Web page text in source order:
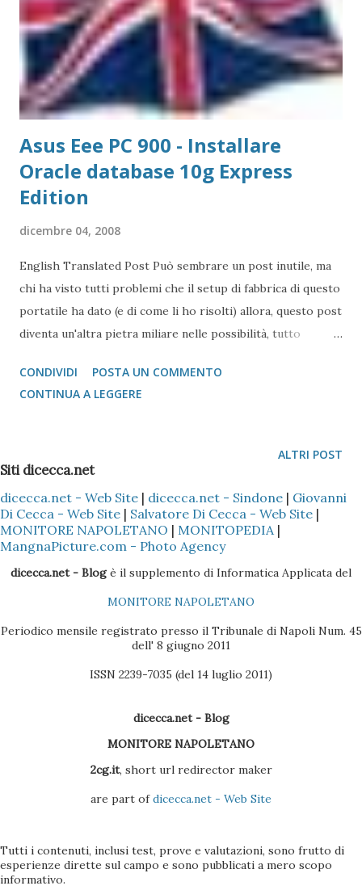
creare uno o più utenti. Come fare? 1 - Accedere alla pagina
di Login di Oracle DataBase 10g Express Edition:
http://127.0.0.1:8080/apex Oracle DataBase 10g - Scherm...
Asus Eee PC 900 - Installare
Oracle database 10g Express
Edition
dicembre 04, 2008
English Translated Post Può sembrare un post inutile, ma
chi ha visto tutti problemi che il setup di fabbrica di questo
portatile ha dato (e di come li ho risolti) allora, questo post
diventa un'altra pietra miliare nelle possibilità, tutto
SSD all'osso. Queste informazioni le pubblico anche come
supporto a tutti coloro che sono interessati all'argomento
che devono cimentarsi con l' esame di Basi di Dati . Per
cominciare: 0 - Leggere i post relativi a come guadagnare
spazio sul Sitema e come spostare la cartella TEMP dal
disco C al disco D (clicca qui per vedere tutti i post sull'
www.oracle.com ) il programma Oracle Database 10g
Express Edition (è necessario registrarsi) 2 - Se si è
attivato, disattivare la procedura di Sospensione di Wi...
CONDIVIDI
POSTA UN COMMENTO
CONTINUA A LEGGERE
ALTRI POST
Siti dicecca.net
dicecca.net - Web Site | dicecca.net - Sindone | Giovanni
Di Cecca - Web Site | Salvatore Di Cecca - Web Site |
MONITORE NAPOLETANO | MONITOPEDIA |
MangnaPicture.com - Photo Agency
dicecca.net - Blogè il supplemento di Informatica Applicata del
MONITORE NAPOLETANO
Periodico mensile registrato presso il Tribunale di Napoli Num. 45
dell' 8 giugno 2011
ISSN 2239-7035 (del 14 luglio 2011)
dicecca.net - Blog
MONITORE NAPOLETANO
2cg.it, short url redirector maker
are part ofdicecca.net - Web Site
Tutti i contenuti, inclusi test, prove e valutazioni, sono frutto di
esperienze dirette sul campo e sono pubblicati a mero scopo
informativo.